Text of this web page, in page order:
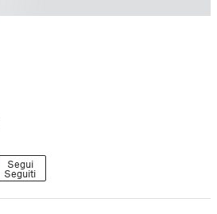
Segui
Seguiti